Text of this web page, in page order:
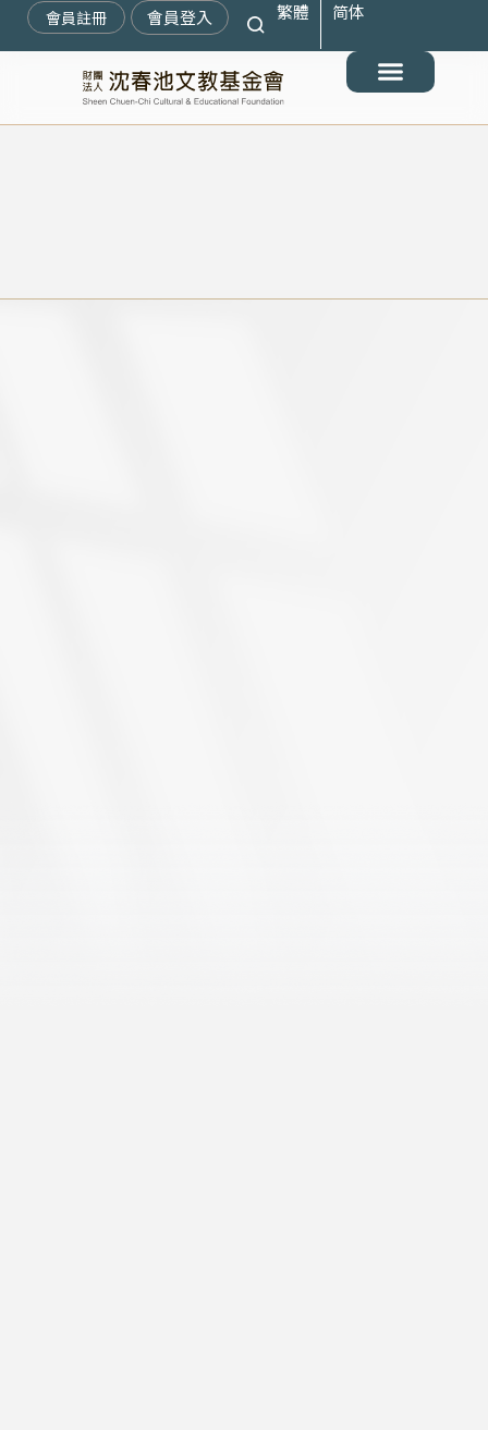
會員註冊 會員登入 繁體 简体